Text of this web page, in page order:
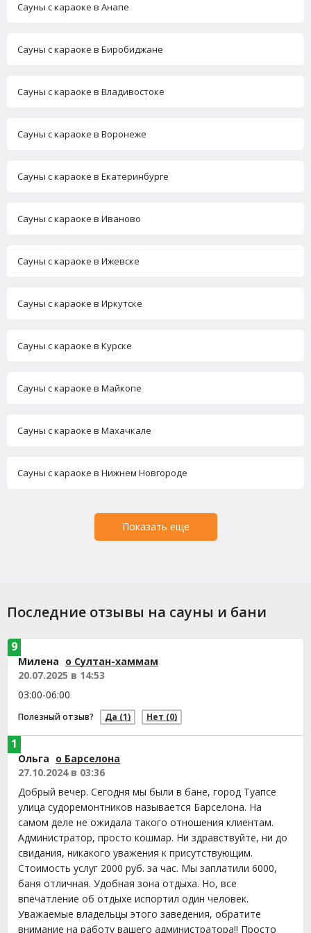
Сауны с караоке в Анапе
Сауны с караоке в Биробиджане
Сауны с караоке в Владивостоке
Сауны с караоке в Воронеже
Сауны с караоке в Екатеринбурге
Сауны с караоке в Иваново
Сауны с караоке в Ижевске
Сауны с караоке в Иркутске
Сауны с караоке в Курске
Сауны с караоке в Майкопе
Сауны с караоке в Махачкале
Сауны с караоке в Нижнем Новгороде
Показать еще
Последние отзывы на сауны и бани
Милена о Султан-хаммам
20.07.2025 в 14:53
03:00-06:00
Полезный отзыв? Да (1) Нет (0)
9
Ольга о Барселона
27.10.2024 в 03:36
Добрый вечер. Сегодня мы были в бане, город Туапсе
улица судоремонтников называется Барселона. На
самом деле не ожидала такого отношения клиентам.
Администратор, просто кошмар. Ни здравствуйте, ни до
свидания, никакого уважения к присутствующим.
Стоимость услуг 2000 руб. за час. Мы заплатили 6000,
баня отличная. Удобная зона отдыха. Но, все
впечатление об отдыхе испортил один человек.
Уважаемые владельцы этого заведения, обратите
внимание на работу вашего администратора!! Просто
1